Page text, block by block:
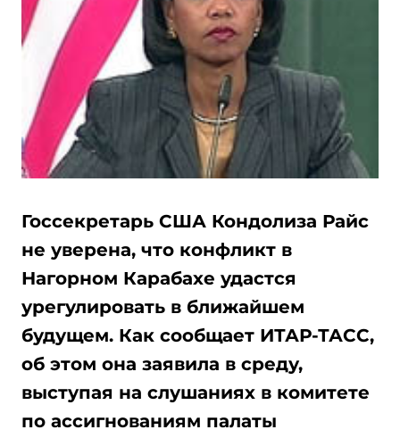
Госсекретарь США Кондолиза Райс
не уверена, что конфликт в
Нагорном Карабахе удастся
урегулировать в ближайшем
будущем. Как сообщает ИТАР-ТАСС,
об этом она заявила в среду,
выступая на слушаниях в комитете
по ассигнованиям палаты